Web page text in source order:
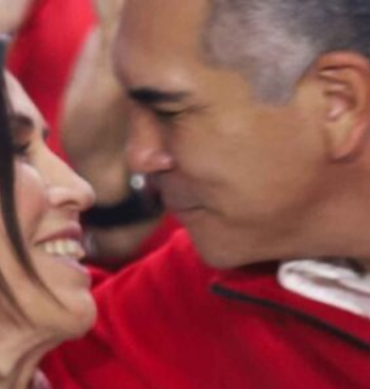
convirtió la
Permanente en
ring político
29 julio, 2026
OPINIÓN